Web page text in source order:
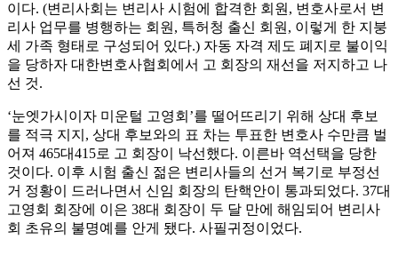
이다. (변리사회는 변리사 시험에 합격한 회원, 변호사로서 변
리사 업무를 병행하는 회원, 특허청 출신 회원, 이렇게 한 지붕
세 가족 형태로 구성되어 있다.) 자동 자격 제도 폐지로 불이익
을 당하자 대한변호사협회에서 고 회장의 재선을 저지하고 나
선 것.
‘눈엣가시이자 미운털 고영회’를 떨어뜨리기 위해 상대 후보
를 적극 지지, 상대 후보와의 표 차는 투표한 변호사 수만큼 벌
어져 465대415로 고 회장이 낙선했다. 이른바 역선택을 당한
것이다. 이후 시험 출신 젊은 변리사들의 선거 복기로 부정선
거 정황이 드러나면서 신임 회장의 탄핵안이 통과되었다. 37대
고영회 회장에 이은 38대 회장이 두 달 만에 해임되어 변리사
회 초유의 불명예를 안게 됐다. 사필귀정이었다.